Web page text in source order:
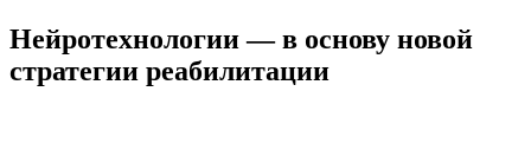
Нейротехнологии — в основу новой
стратегии реабилитации